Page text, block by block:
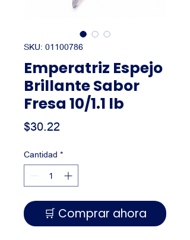
SKU: 01100786
Emperatriz Espejo
Brillante Sabor
Fresa 10/1.1 lb
$30.22
Cantidad *
🛒 Comprar ahora